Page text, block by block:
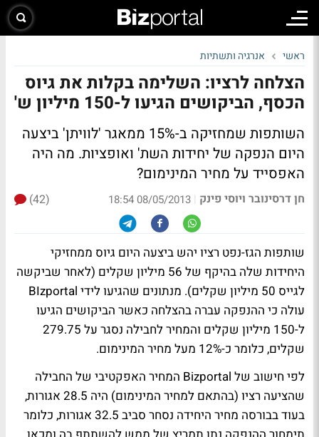
ראשי אנרגיה ותשתיות
הצלחה לרציו: השלימה בקלות את גיוס
הכסף, הביקושים הגיעו ל-150 מיליון ש'
השותפות שמחזיקה ב-15% ממאגר 'לוויתן' ביצעה
היום הנפקה של יחידות השת' ואופציות. מה היה
האפסייד על מחיר המינימום?
חן דרסינובר ויוסי פינק |
08/05/2013 18:54
(42)
שותפות הגז-נפט רציו יהש ביצעה היום גיוס ממחזיקי
היחידות שלה בהיקף של 56 מיליון שקלים (לאחר שביקשה
לגייס 50 מיליון שקלים). מנתונים שהגיעו לידי BIzportal
עולה כי ההנפקה עברה בהצלחה כאשר הביקושים הגיעו
ל-150 מיליון שקלים והמחיר לחבילה נסגר על 279.75
שקלים, כלומר כ-12% מעל מחיר המינימום.
לפי חישוב של Bizportal המחיר האפקטיבי של החבילה
שהציעה רציו (בהתאם למחיר המינימום) היה 28.5 אגורות,
בעוד בבורסה מחיר היחידה נסחר סביב 32.5 אגורות, כלומר